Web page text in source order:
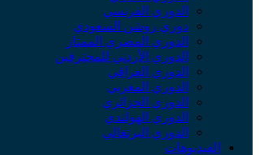
الدوري الفرنسي
دوري روشن السعودي
الدوري المصري الممتاز
الدوري الأردني للمحترفين
الدوري العراقي
الدوري المغربي
الدوري الجزائري
الدوري الهولندي
الدوري البرتغالي
الفيديوهات